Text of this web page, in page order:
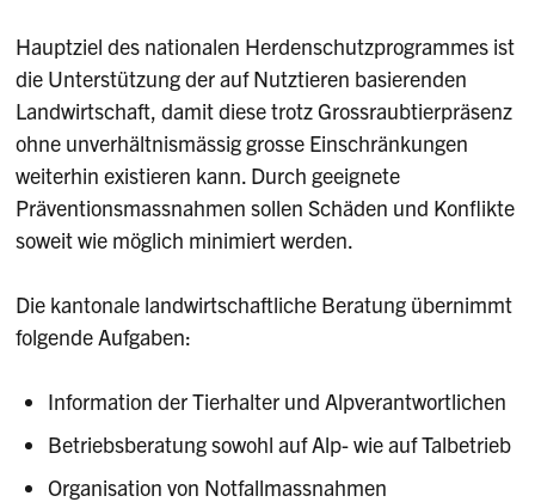
Hauptziel des nationalen Herdenschutzprogrammes ist
die Unterstützung der auf Nutztieren basierenden
Landwirtschaft, damit diese trotz Grossraubtierpräsenz
ohne unverhältnismässig grosse Einschränkungen
weiterhin existieren kann. Durch geeignete
Präventionsmassnahmen sollen Schäden und Konflikte
soweit wie möglich minimiert werden.
Die kantonale landwirtschaftliche Beratung übernimmt
folgende Aufgaben:
Information der Tierhalter und Alpverantwortlichen
Betriebsberatung sowohl auf Alp- wie auf Talbetrieb
Organisation von Notfallmassnahmen